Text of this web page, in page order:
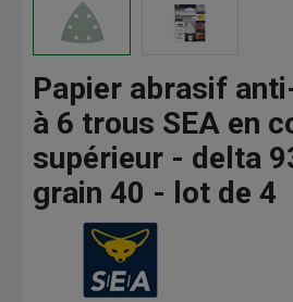
Papier abrasif
à 6 trous SEA en
supérieur - delta
grain 40 - lot de 4